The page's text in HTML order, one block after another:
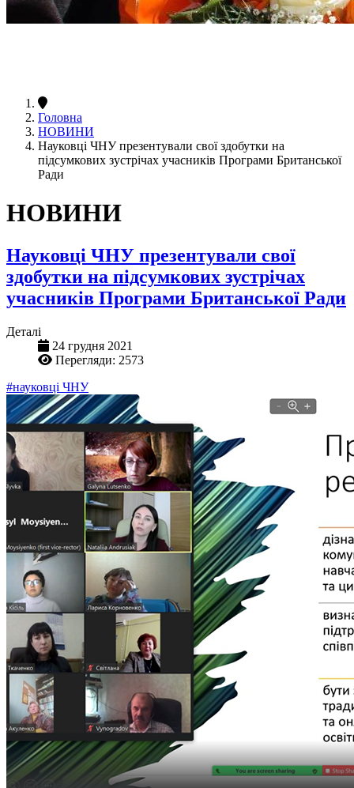
Головна
НОВИНИ
Науковці ЧНУ презентували свої здобутки на
підсумкових зустрічах учасників Програми Британської
Ради
НОВИНИ
Науковці ЧНУ презентували свої
здобутки на підсумкових зустрічах
учасників Програми Британської Ради
Деталі
24 грудня 2021
Перегляди: 2573
#науковці ЧНУ